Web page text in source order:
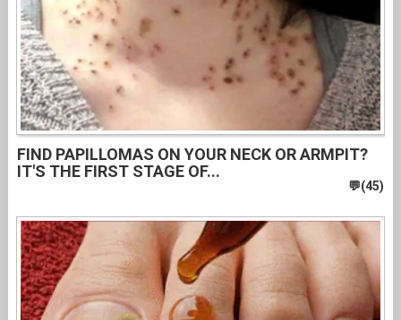
FIND PAPILLOMAS ON YOUR NECK OR ARMPIT?
IT'S THE FIRST STAGE OF...